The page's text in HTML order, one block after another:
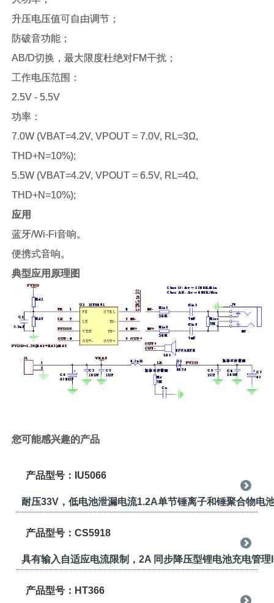
升压电压值可自由调节；
防破音功能；
AB/D切换，最大限度杜绝对FM干扰；
工作电压范围：
2.5V - 5.5V
功率：
7.0W (VBAT=4.2V, VPOUT = 7.0V, RL=3Ω,
THD+N=10%);
5.5W (VBAT=4.2V, VPOUT = 6.5V, RL=4Ω,
THD+N=10%);
应用
蓝牙/Wi-Fi音响。
便携式音响。
典型应用原理图
您可能感兴趣的产品
产品型号：IU5066
耐压33V，低电池泄漏电流1.2A单节锤离子和锤聚合物电
产品型号：CS5918
具有输入自适应电流限制，2A 同步降压型锂电池充电管理
产品型号：HT366